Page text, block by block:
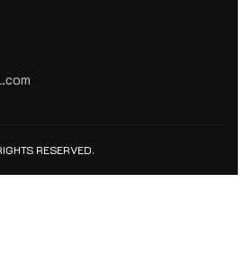
RESERVED.